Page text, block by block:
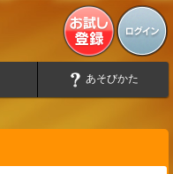
あそびかた